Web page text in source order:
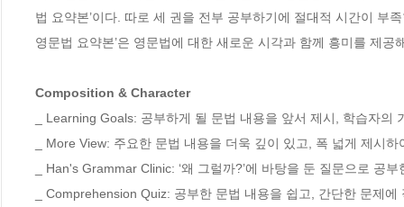
법 요약본’이다. 따로 세 권을 전부 공부하기에 절대적 시간이 부
영문법 요약본’은 영문법에 대한 새로운 시각과 함께 흥미를 제공
Composition & Character
_ Learning Goals: 공부하게 될 문법 내용을 앞서 제시, 학습자
_ More View: 주요한 문법 내용을 더욱 깊이 있고, 폭 넓게 제시
_ Han's Grammar Clinic: ‘왜 그럴까?’에 바탕을 둔 질문으로
_ Comprehension Quiz: 공부한 문법 내용을 쉽고, 간단한 문제